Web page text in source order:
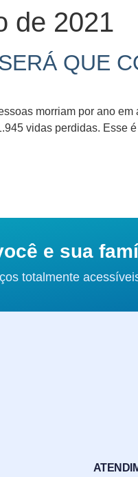
de 2021
QUE
morriam por ano
vidas perdidas. Esse
e sua
totalmente